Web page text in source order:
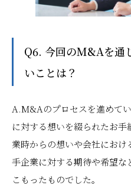
Q6. 今回のM&Aを通
いことは？
A.M&Aのプロセスを進めて
に対する想いを綴られたお
業時からの想いや会社にお
手企業に対する期待や希望
こもったものでした。